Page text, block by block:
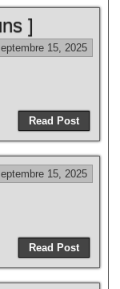
]
15, 2025
Read Post
15, 2025
Read Post